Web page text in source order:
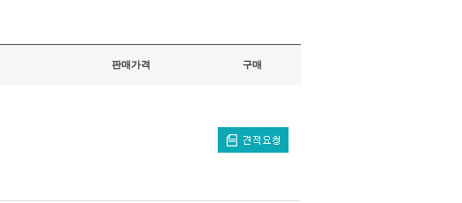
판매가격 구매